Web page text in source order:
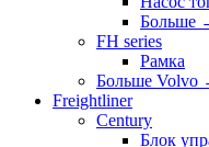
Больше
FH series
Рамка
Больше Volvo
Freightliner
Century
Блок